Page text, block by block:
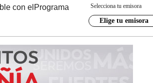
con el Programa Selecciona tu emisora
Elige tu emisora